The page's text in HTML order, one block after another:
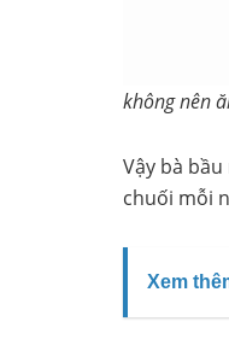
không nên
Vậy bà
chuối mỗi
Xem